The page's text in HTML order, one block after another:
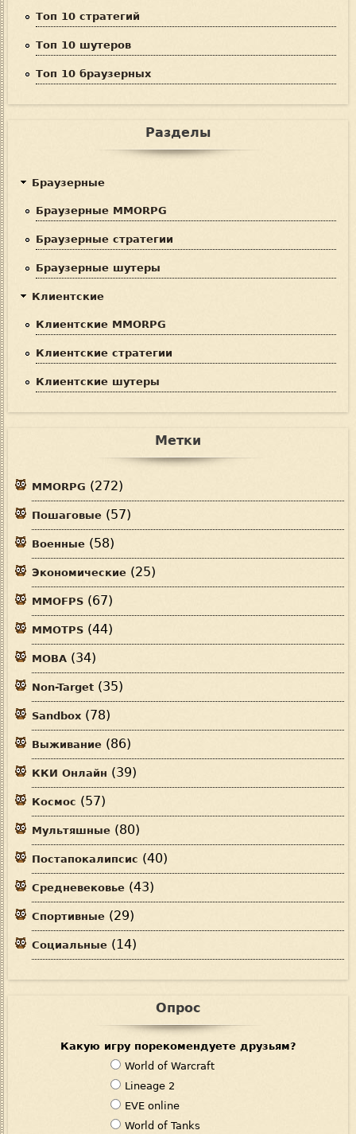
Топ 10 стратегий
Топ 10 шутеров
Топ 10 браузерных
Разделы
Браузерные
Браузерные MMORPG
Браузерные стратегии
Браузерные шутеры
Клиентские
Клиентские MMORPG
Клиентские стратегии
Клиентские шутеры
Метки
MMORPG (272)
Пошаговые (57)
Военные (58)
Экономические (25)
MMOFPS (67)
MMOTPS (44)
MOBA (34)
Non-Target (35)
Sandbox (78)
Выживание (86)
ККИ Онлайн (39)
Космос (57)
Мультяшные (80)
Постапокалипсис (40)
Средневековье (43)
Спортивные (29)
Социальные (14)
Опрос
Какую игру порекомендуете друзьям?
В
а
р
и
World of Warcraft
Lineage 2
EVE online
World of Tanks